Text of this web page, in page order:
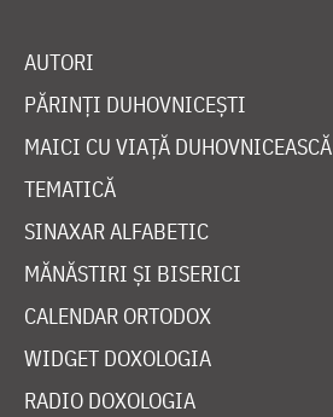
AUTORI
PĂRINȚI DUHOVNICEȘTI
MAICI CU VIAȚĂ DUHOVNICEASCĂ
TEMATICĂ
SINAXAR ALFABETIC
MĂNĂSTIRI ȘI BISERICI
CALENDAR ORTODOX
WIDGET DOXOLOGIA
RADIO DOXOLOGIA